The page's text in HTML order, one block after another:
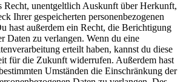
Recht, unentgeltlich Auskunft über Herkunft,
Ihrer gespeicherten personenbezogenen
hast außerdem ein Recht, die Berichtigung
Daten zu verlangen. Wenn du eine
erteilt haben, kannst du diese
für die Zukunft widerrufen. Außerdem hast
Umständen die Einschränkung der